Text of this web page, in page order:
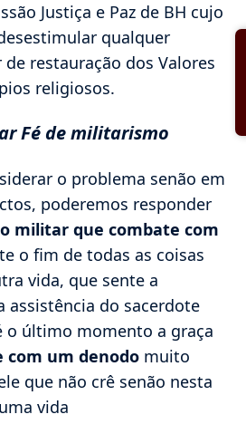
Justiça e Paz de BH cujo
qualquer
restauração dos Valores
religiosos.
Fé de militarismo
o problema senão em
poderemos responder
o militar que combate com
o fim de todas as coisas
vida, que sente a
assistência do sacerdote
o último momento a graça
com um denodo muito
que não crê senão nesta
vida